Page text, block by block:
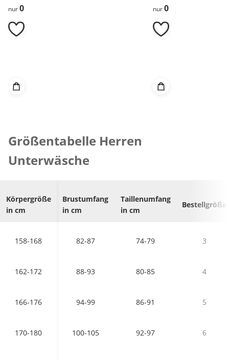
0
nur0
0
nur0
Größentabelle Herren
Unterwäsche
Körpergröße
in cm
Brustumfang
in cm
Taillenumfang
in cm
Bestellgröße
158-168 82-87 74-79 3
162-172 88-93 80-85 4
166-176 94-99 86-91 5
170-180 100-105 92-97 6